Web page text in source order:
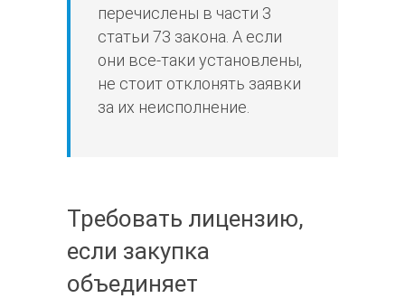
перечислены в части 3
статьи 73 закона. А если
они все-таки установлены,
не стоит отклонять заявки
за их неисполнение.
Требовать лицензию,
если закупка
объединяет